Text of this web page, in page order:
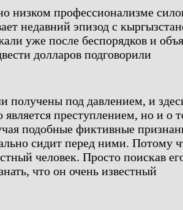
низком профессионализме
недавний эпизод с
уже после беспорядков и
долларов подговорили
получены под давлением, и
является преступлением, но и о
подобные фиктивные
сидит перед ними. Потому
человек. Просто поискав
что он очень известный